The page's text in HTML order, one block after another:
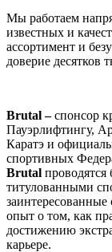
Мы работаем
известных и
ассортимент и
доверие десятков
Brutal –спонсор
Пауэрлифтингу,
Каратэ и
спортивных
Brutal проводятся
титулованными
опыт о том, как
достижению
карьере.